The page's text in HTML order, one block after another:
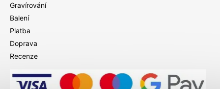
Gravírování
Balení
Platba
Doprava
Recenze